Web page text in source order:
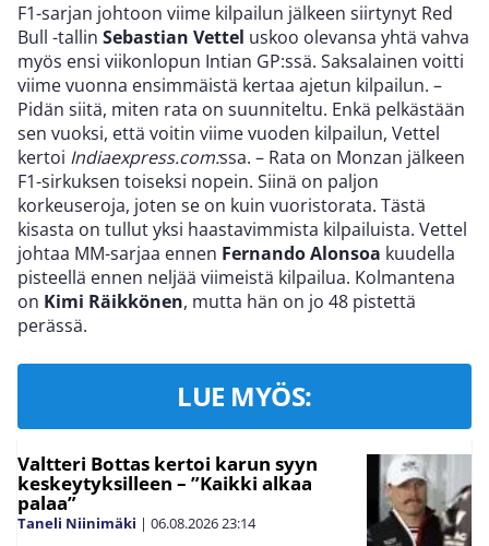
F1-sarjan johtoon viime kilpailun jälkeen siirtynyt Red
Bull -tallin Sebastian Vettel uskoo olevansa yhtä vahva
myös ensi viikonlopun Intian GP:ssä. Saksalainen voitti
viime vuonna ensimmäistä kertaa ajetun kilpailun. –
Pidän siitä, miten rata on suunniteltu. Enkä pelkästään
sen vuoksi, että voitin viime vuoden kilpailun, Vettel
kertoi Indiaexpress.com:ssa. – Rata on Monzan jälkeen
F1-sirkuksen toiseksi nopein. Siinä on paljon
korkeuseroja, joten se on kuin vuoristorata. Tästä
kisasta on tullut yksi haastavimmista kilpailuista. Vettel
johtaa MM-sarjaa ennen Fernando Alonsoa kuudella
pisteellä ennen neljää viimeistä kilpailua. Kolmantena
on Kimi Räikkönen, mutta hän on jo 48 pistettä
perässä.
LUE MYÖS:
Valtteri Bottas kertoi karun syyn
keskeytyksilleen – ”Kaikki alkaa
palaa”
Taneli Niinimäki | 06.08.202623:14